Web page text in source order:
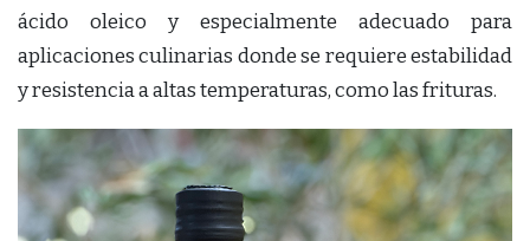
ácido oleico y especialmente adecuado para
aplicaciones culinarias donde se requiere estabilidad
y resistencia a altas temperaturas, como las frituras.